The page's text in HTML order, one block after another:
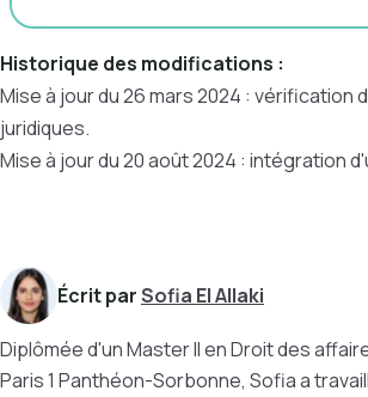
Historique des modifications :
Mise à jour du 26 mars 2024 : vérification
juridiques.
Mise à jour du 20 août 2024 : intégration
Écrit parSofia El Allaki
Diplômée d'un Master II en Droit des
Paris 1 Panthéon-Sorbonne, Sofia a